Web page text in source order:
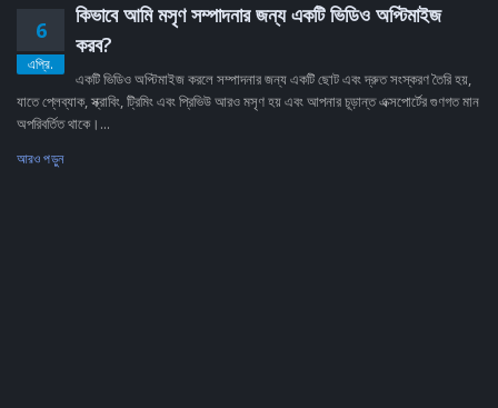
6
এপ্রি.
কিভাবে আমি মসৃণ সম্পাদনার জন্য একটি ভিডিও অপ্টিমাইজ
করব?
একটি ভিডিও অপ্টিমাইজ করলে সম্পাদনার জন্য একটি ছোট এবং দ্রুত সংস্করণ তৈরি হয়,
যাতে প্লেব্যাক, স্ক্রাবিং, ট্রিমিং এবং প্রিভিউ আরও মসৃণ হয় এবং আপনার চূড়ান্ত এক্সপোর্টের গুণগত মান
অপরিবর্তিত থাকে।...
আরও পড়ুন